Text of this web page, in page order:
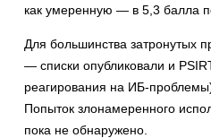
как умеренную — в 5,3 балла
Для большинства затронутых
— списки опубликовали и
реагирования на ИБ-
Попыток злонамеренного
пока не обнаружено.